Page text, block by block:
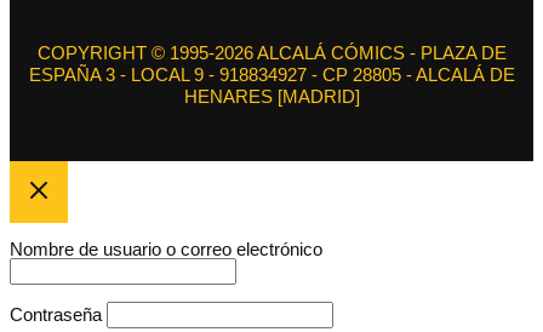
COPYRIGHT © 1995-2026 ALCALÁ CÓMICS - PLAZA DE
ESPAÑA 3 - LOCAL 9 - 918834927 - CP 28805 - ALCALÁ DE
HENARES [MADRID]
Nombre de usuario o correo electrónico
Contraseña